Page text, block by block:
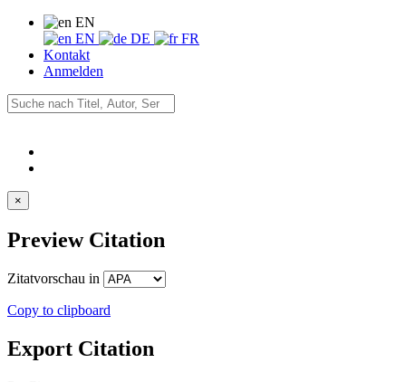
EN
EN
DE
FR
Kontakt
Anmelden
×
Preview Citation
Zitatvorschau in
Copy to clipboard
Export Citation